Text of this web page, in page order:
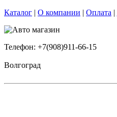
Каталог | О компании | Оплата |
Телефон: +7(908)911-66-15
Волгоград